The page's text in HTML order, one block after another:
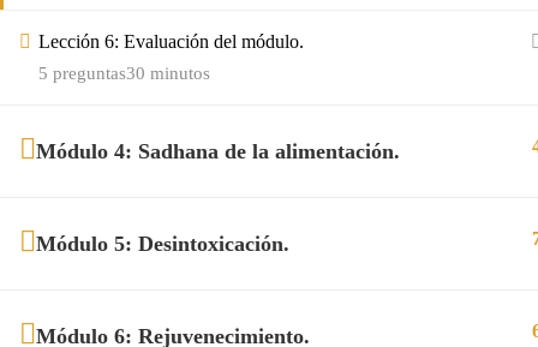
Lección 6: Evaluación del módulo.
30 minutos
5 preguntas
Módulo 4: Sadhana de la alimentación.
Módulo 5: Desintoxicación.
Módulo 6: Rejuvenecimiento.